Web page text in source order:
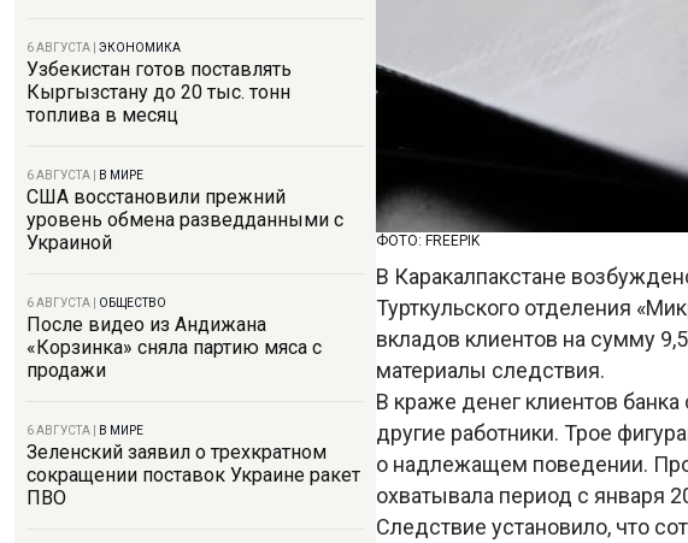
6 АВГУСТА ЭКОНОМИКА
Узбекистан готов поставлять
Кыргызстану до 20 тыс. тонн
топлива в месяц
6 АВГУСТА В МИРЕ
США восстановили прежний
уровень обмена разведданными с
Украиной
6 АВГУСТА ОБЩЕСТВО
После видео из Андижана
«Корзинка» сняла партию мяса с
продажи
6 АВГУСТА В МИРЕ
Зеленский заявил о трехкратном
сокращении поставок Украине ракет
ПВО
ФОТО: FREEPIK
В Каракалпакстане
Турткульского отделения
вкладов клиентов на сумму
материалы следствия.
В краже денег клиентов
другие работники. Трое
о надлежащем поведении.
охватывала период с января
Следствие установило, что